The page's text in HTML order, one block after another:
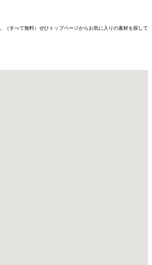
（すべて無料）ぜひトップページからお気に入りの素材を探して